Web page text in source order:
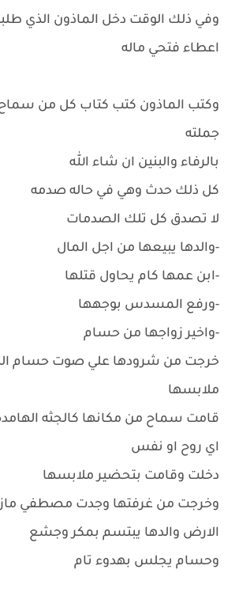
وفي ذلك الوقت دخل الماذون الذي
اعطاء فتحي ماله
وكتب الماذون كتب كتاب كل من
جملته
بالرفاء والبنين ان شاء الله
كل ذلك حدث وهي في حاله صدمه
لا تصدق كل تلك الصدمات
-والدها يبيعها من اجل المال
-ابن عمها كام يحاول قتلها
-ورفع المسدس بوجهها
-واخير زواجها من حسام
خرجت من شرودها علي صوت حسام
ملابسها
قامت سماح من مكانها كالجثه
اي روح او نفس
دخلت وقامت بتحضير ملابسها
وخرجت من غرفتها وجدت مصطفي
الارض والدها يبتسم بمكر وجشع
وحسام يجلس بهدوء تام